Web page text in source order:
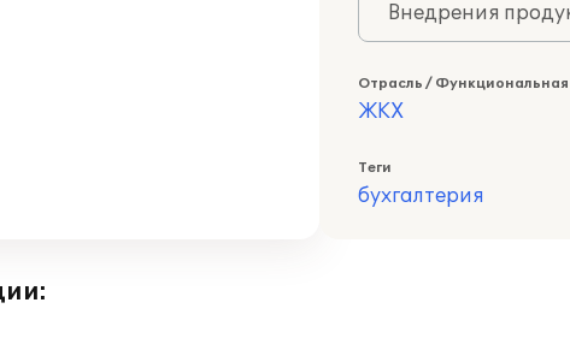
Внедрения
Отрасль / Функциональная
ЖКХ
Теги
бухгалтерия